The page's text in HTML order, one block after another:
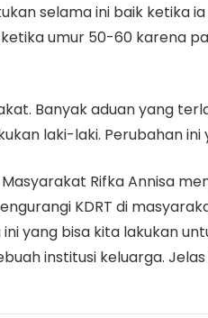
selama ini baik ketika
umur 50-60 karena
Banyak aduan yang
laki-laki. Perubahan
Rifka Annisa
KDRT di
yang bisa kita lakukan
institusi keluarga. Jelas